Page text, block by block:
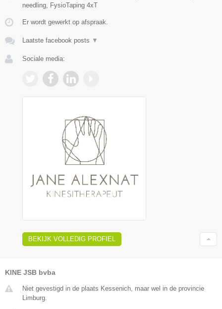
needling, FysioTaping 4xT
Er wordt gewerkt op afspraak.
Laatste facebook posts ▼
Sociale media:
BEKIJK VOLLEDIG PROFIEL
KINE JSB bvba
Niet gevestigd in de plaats Kessenich, maar wel in de provincie
Limburg.